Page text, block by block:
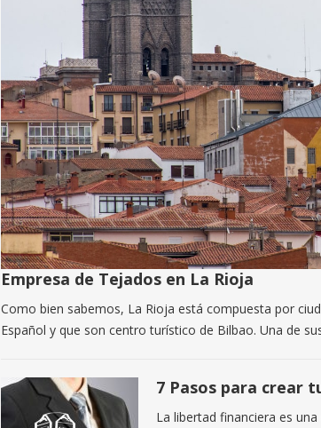
Empresa de Tejados en La Rioja
Como bien sabemos, La Rioja está compuesta por
Español y que son centro turístico de Bilbao. Una de
7 Pasos para crear
La libertad financiera es